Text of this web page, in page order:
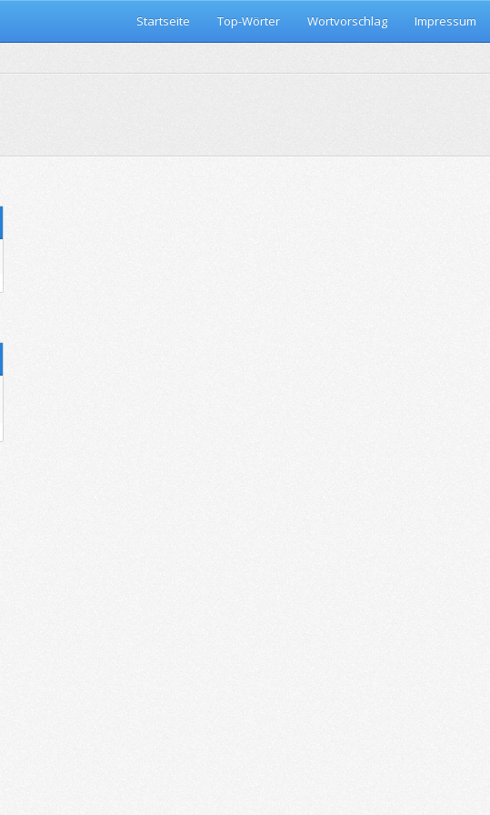
Startseite Top-Wörter Wortvorschlag Impressum